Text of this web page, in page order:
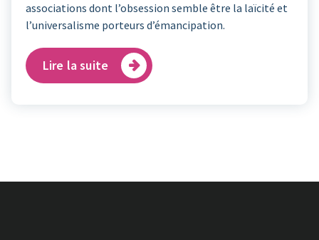
associations dont l’obsession semble être la laïcité et
l’universalisme porteurs d’émancipation.
Lire la suite